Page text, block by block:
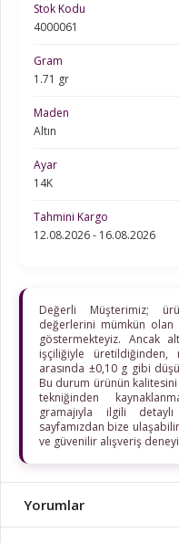
Stok Kodu
4000061
Gram
1.71 gr
Maden
Altın
Ayar
14K
Tahmini Kargo
12.08.2026 - 16.08.2026
Değerli Müşterimiz;
değerlerini mümkün olan
göstermekteyiz. Ancak
işçiliğiyle
arasında ±0,10 g gibi
Bu durum ürünün
tekniğinden
gramajıyla ilgili
sayfamızdan bize
ve güvenilir alışveriş
Yorumlar